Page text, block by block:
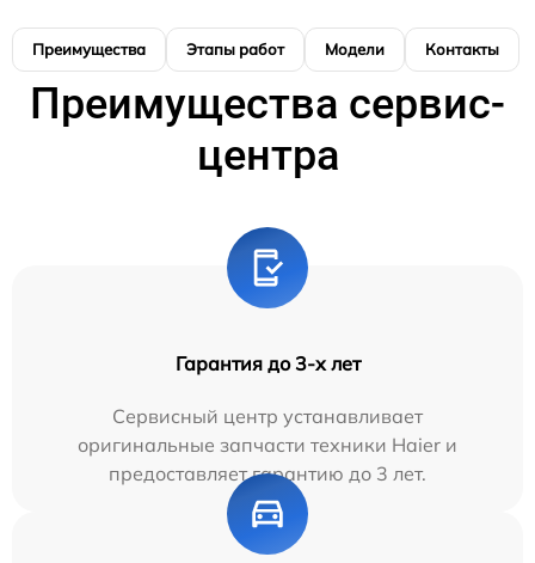
Преимущества Этапы работ Модели Контакты
Преимущества сервис-
центра
Гарантия до 3-х лет
Сервисный центр устанавливает
оригинальные запчасти техники Haier и
предоставляет гарантию до 3 лет.